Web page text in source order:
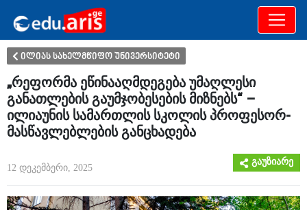
განათლება
ილიას სახელმწიფო უნივერსიტეტი
„რეფორმა ეწინააღმდეგება უმაღლესი
განათლების გაუმჯობესების მიზნებს“ –
ილიაუნის სამართლის სკოლის პროფესორ-
მასწავლებლების განცხადება
12 დეკემბერი, 2025
გაუზიარე